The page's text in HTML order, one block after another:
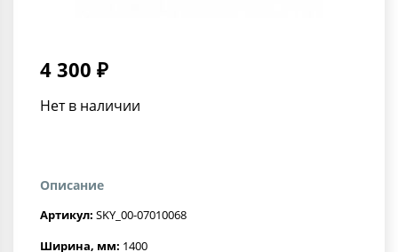
4 300 ₽
Нет в наличии
Описание
Артикул: SKY_00-07010068
Ширина, мм: 1400